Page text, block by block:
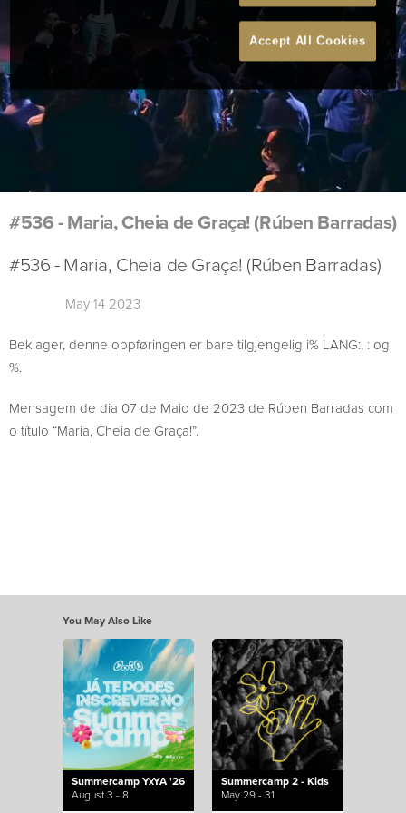
#536 - Maria, Cheia de Graça! (Rúben Barradas)
#536 - Maria, Cheia de Graça! (Rúben Barradas)
May 14 2023
Beklager, denne oppføringen er bare tilgjengelig i% LANG:, : og
%.
Mensagem de dia 07 de Maio de 2023 de Rúben Barradas com
o título “Maria, Cheia de Graça!”.
You May Also Like
Summercamp YxYA '26
August 3 - 8
Summercamp 2 - Kids
May 29 - 31
Accept All Cookies